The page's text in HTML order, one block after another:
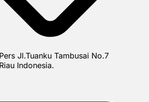
Jl.Tuanku Tambusai No.7
Indonesia.